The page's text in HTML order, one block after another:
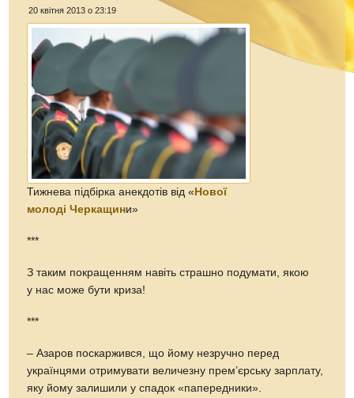
20 квітня 2013 о 23:19
Тижнева підбірка анекдотів від « Нової
молоді Черкащини»
***
З таким покращенням навіть страшно подумати, якою
у нас може бути криза!
***
– Азаров поскаржився, що йому незручно перед
українцями отримувати величезну прем’єрську зарплату,
яку йому залишили у спадок «папередники».